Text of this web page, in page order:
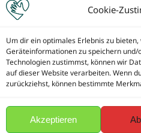
Cookie-
Um dir ein optimales Erlebnis zu
Geräteinformationen zu speichern
Technologien zustimmst, können wir
auf dieser Website verarbeiten. Wenn
zurückziehst, können bestimmte
Akzeptieren